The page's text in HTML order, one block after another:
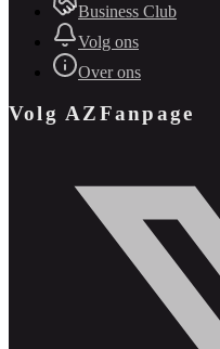
Business Club
Volg ons
Over ons
Volg AZFanpage